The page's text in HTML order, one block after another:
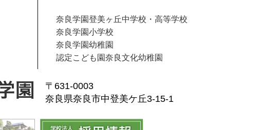
奈良学園登美ヶ丘中学校・高等学校
奈良学園小学校
奈良学園幼稚園
認定こども園奈良文化幼稚園
〒631-0003
奈良県奈良市中登美ケ丘3-15-1